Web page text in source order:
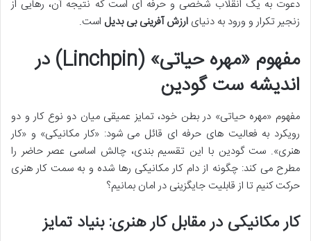
دعوت به یک انقلاب شخصی و حرفه ای است که نتیجه آن، رهایی از
زنجیر تکرار و ورود به دنیای ارزش آفرینی بی بدیل است.
مفهوم «مهره حیاتی» (Linchpin) در
اندیشه ست گودین
مفهوم «مهره حیاتی» در بطن خود، تمایز عمیقی میان دو نوع کار و دو
رویکرد به فعالیت های حرفه ای قائل می شود: «کار مکانیکی» و «کار
هنری». ست گودین با این تقسیم بندی، چالش اساسی عصر حاضر را
مطرح می کند: چگونه از دام کار مکانیکی رها شده و به سمت کار هنری
حرکت کنیم تا از قابلیت جایگزینی در امان بمانیم؟
کار مکانیکی در مقابل کار هنری: بنیاد تمایز